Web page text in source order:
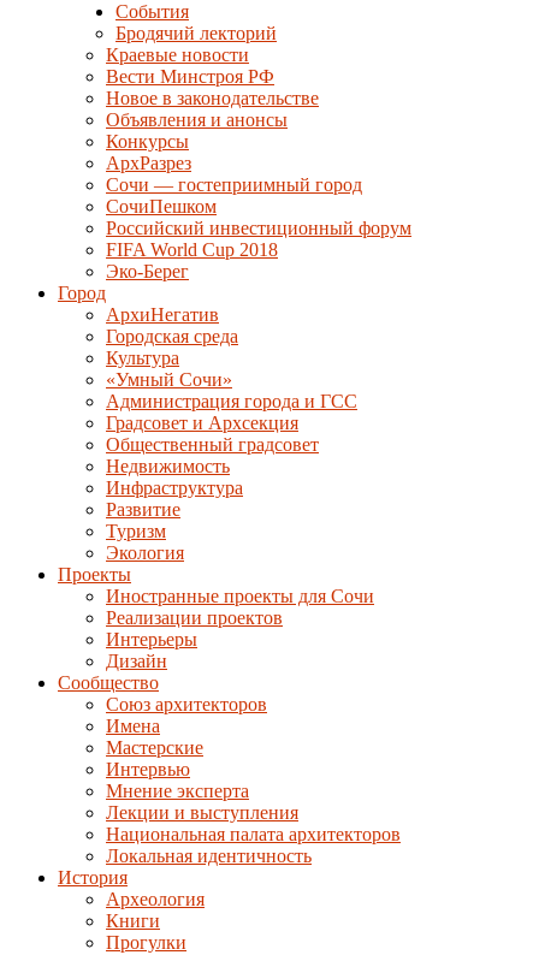
События
Бродячий лекторий
Краевые новости
Вести Минстроя РФ
Новое в законодательстве
Объявления и анонсы
Конкурсы
АрхРазрез
Сочи — гостеприимный город
СочиПешком
Российский инвестиционный форум
FIFA World Cup 2018
Эко-Берег
Город
АрхиНегатив
Городская среда
Культура
«Умный Сочи»
Администрация города и ГСС
Градсовет и Архсекция
Общественный градсовет
Недвижимость
Инфраструктура
Развитие
Туризм
Экология
Проекты
Иностранные проекты для Сочи
Реализации проектов
Интерьеры
Дизайн
Сообщество
Союз архитекторов
Имена
Мастерские
Интервью
Мнение эксперта
Лекции и выступления
Национальная палата архитекторов
Локальная идентичность
История
Археология
Книги
Прогулки